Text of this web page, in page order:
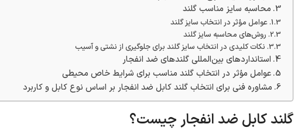
محاسبه سایز مناسب گلند
عوامل مؤثر در انتخاب سایز گلند
روش‌های محاسبه سایز گلند
نکات کلیدی در انتخاب سایز گلند برای جلوگیری از نشتی و آسیب
استانداردهای بین‌المللی گلندهای ضد انفجار
عوامل مؤثر در انتخاب گلند مناسب برای شرایط خاص محیطی
مشاوره فنی برای انتخاب گلند کابل ضد انفجار بر اساس نوع کابل و کاربرد
گلند کابل ضد انفجار چیست؟